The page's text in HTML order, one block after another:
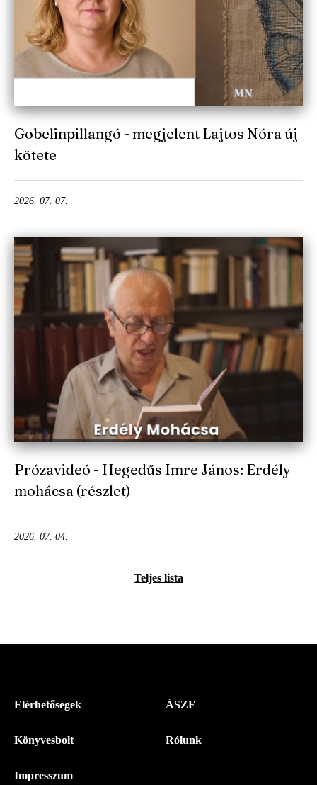
Gobelinpillangó - megjelent Lajtos Nóra új
kötete
2026. 07. 07.
Prózavideó - Hegedűs Imre János: Erdély
mohácsa (részlet)
2026. 07. 04.
Teljes lista
Menü
Magyar
-
Elérhetőségek
Könyvesbolt
Impresszum
ÁSZF
Rólunk